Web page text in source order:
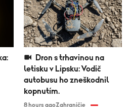
letisku v Lipsku: Vodič
autobusu ho zneškodnil
kopnutím.
8 hours agoZahraničie